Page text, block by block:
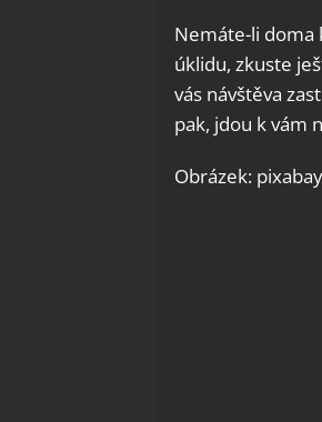
Nemáte-li doma
úklidu, zkuste
vás návštěva
pak, jdou k vám
Obrázek: pixabay